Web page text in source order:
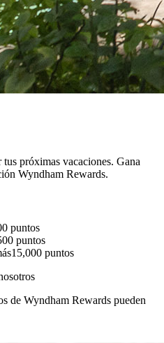
próximas vacaciones. Gana
Wyndham Rewards.
puntos
puntos
15,000 puntos
de Wyndham Rewards pueden